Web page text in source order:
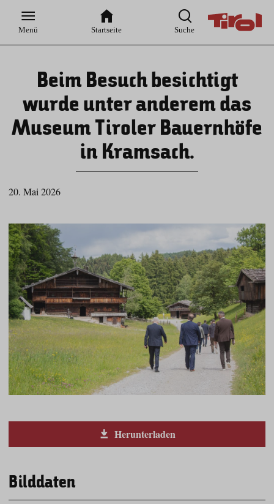
Hauptnavigation
Inhaltsbereich
Menü Startseite Suche
Beim Besuch besichtigt
wurde unter anderem das
Museum Tiroler Bauernhöfe
in Kramsach.
20. Mai 2026
Herunterladen
Bilddaten